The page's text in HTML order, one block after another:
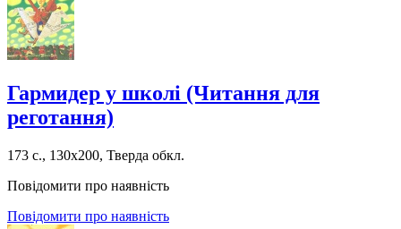
Гармидер у школі (Читання для
реготання)
173 с., 130х200, Тверда обкл.
Повідомити про наявність
Повідомити про наявність